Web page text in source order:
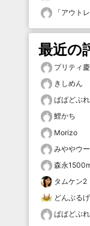
「アウト
最近の
プリティ慶
きしめん
ぱぱどぶれ
鯉かち
Morizo
みややウ
森永
タムケン2
どんぶるげ
ぱぱどぶれ